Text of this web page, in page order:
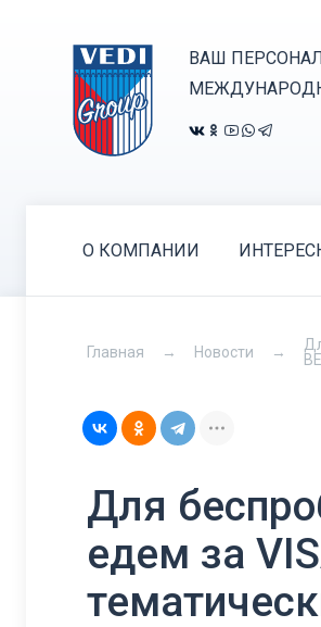
ВАШ
О КОМПАНИИ
Главная Новости
Для
едем за